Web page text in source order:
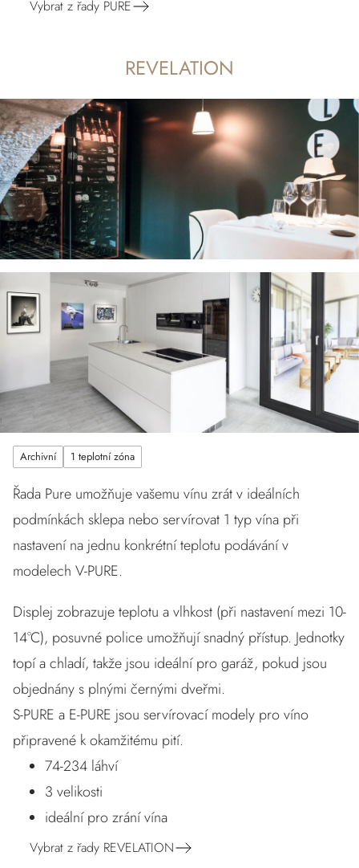
Vybrat z řady PURE
REVELATION
Archivní 1 teplotní zóna
Řada Pure umožňuje vašemu vínu zrát v ideálních
podmínkách sklepa nebo servírovat 1 typ vína při
nastavení na jednu konkrétní teplotu podávání v
modelech V-PURE.
Displej zobrazuje teplotu a vlhkost (při nastavení mezi 10-
14°C), posuvné police umožňují snadný přístup. Jednotky
topí a chladí, takže jsou ideální pro garáž, pokud jsou
objednány s plnými černými dveřmi.
S-PURE a E-PURE jsou servírovací modely pro víno
připravené k okamžitému pití.
74-234 láhví
3 velikosti
ideální pro zrání vína
Vybrat z řady REVELATION